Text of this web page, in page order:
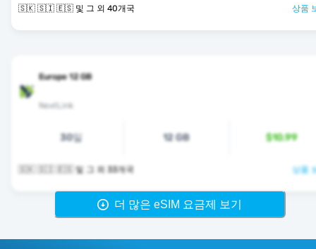
🇸🇰 🇸🇮 🇪🇸 및 그 외 40개국 상품
Europe 12 GB
NextLink
30일 12 GB $10.99
🇸🇰 🇸🇮 🇪🇸 및 그 외 33개국 상품
더 많은 eSIM 요금제 보기